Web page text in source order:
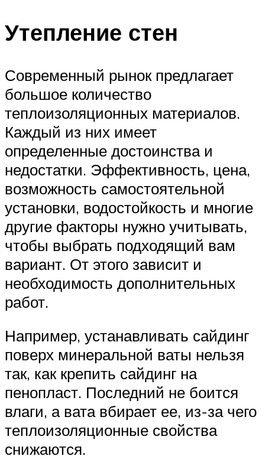
Утепление стен
Современный рынок предлагает
большое количество
теплоизоляционных материалов.
Каждый из них имеет
определенные достоинства и
недостатки. Эффективность, цена,
возможность самостоятельной
установки, водостойкость и многие
другие факторы нужно учитывать,
чтобы выбрать подходящий вам
вариант. От этого зависит и
необходимость дополнительных
работ.
Например, устанавливать сайдинг
поверх минеральной ваты нельзя
так, как крепить сайдинг на
пенопласт. Последний не боится
влаги, а вата вбирает ее, из-за чего
теплоизоляционные свойства
снижаются.